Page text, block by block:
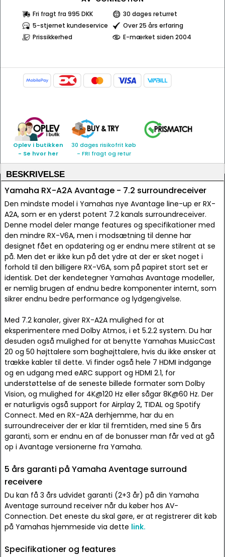
Fri fragt fra 995 DKK
30 dages returret
5-stjernet kundeservice
Over 25 års erfaring
Prissikkerhed
E-mærket siden 2004
Oplev i butikken
- Se hvor her
30 dages risikofrit køb
- FRI fragt og retur
BESKRIVELSE
Yamaha RX-A2A Avantage - 7.2 surroundreceiver
Den mindste model i Yamahas nye Avantage line-up er RX-
A2A, som er en yderst potent 7.2 kanals surroundreceiver.
Denne model deler mange features og specifikationer med
den mindre RX-V6A, men i modsætning til denne har
designet fået en opdatering og er endnu mere stilrent at se
på. Men det er ikke kun på det ydre at der er sket noget i
forhold til den billigere RX-V6A, som på papiret stort set er
identisk. Det der kendetegner Yamahas Avantage modeller,
er nemlig brugen af endnu bedre komponenter internt, som
sikrer endnu bedre performance og lydgengivelse.
Med 7.2 kanaler, giver RX-A2A mulighed for at
eksperimentere med Dolby Atmos, i et 5.2.2 system. Du har
desuden også mulighed for at benytte Yamahas MusicCast
20 og 50 højttalere som baghøjttalere, hvis du ikke ønsker at
trække kabler til dette. Vi finder også hele 7 HDMI indgange
og en udgang med eARC support og HDMI 2.1, for
understøttelse af de seneste billede formater som Dolby
Vision, og mulighed for 4K@120 Hz eller sågar 8K@60 Hz. Der
er naturligvis også support for Airplay 2, TIDAL og Spotify
Connect. Med en RX-A2A derhjemme, har du en
surroundreceiver der er klar til fremtiden, med sine 5 års
garanti, som er endnu en af de bonusser man får ved at gå
op i Avantage versionerne fra Yamaha.
5 års garanti på Yamaha Aventage surround
receivere
Du kan få 3 års udvidet garanti (2+3 år) på din Yamaha
Aventage surround receiver når du køber hos AV-
Connection. Det eneste du skal gøre, er at registrerer dit køb
på Yamahas hjemmeside via dette link.
Specifikationer og features